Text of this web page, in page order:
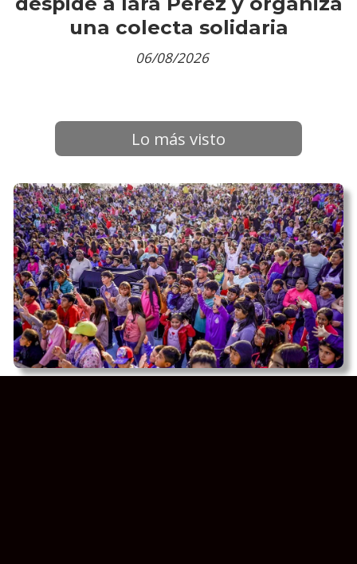
una colecta solidaria
06/08/2026
Lo más visto